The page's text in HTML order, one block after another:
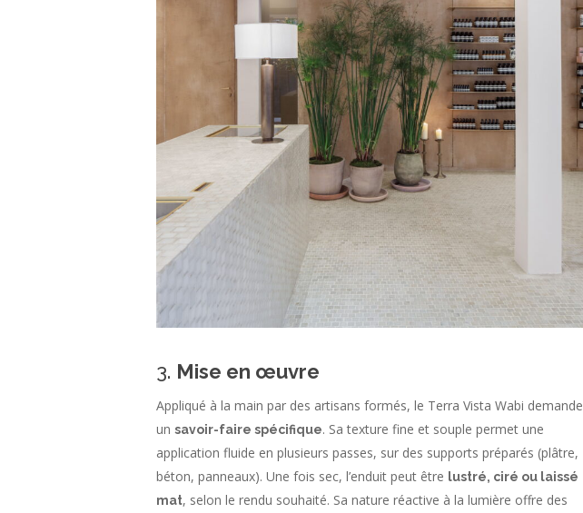
3. Mise en œuvre
Appliqué à la main par des artisans formés, le Terra Vista Wabi demande
unsavoir-faire spécifique. Sa texture fine et souple permet une
application fluide en plusieurs passes, sur des supports préparés (plâtre,
béton, panneaux). Une fois sec, l’enduit peut être lustré, ciré ou laissé
mat, selon le rendu souhaité. Sa nature réactive à la lumière offre des